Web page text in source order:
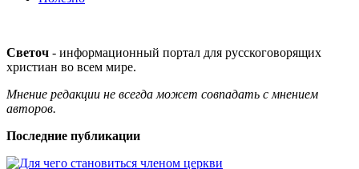
Светоч - информационный портал для русскоговорящих
христиан во всем мире.
Мнение редакции не всегда может совпадать с мнением
авторов.
Последние публикации